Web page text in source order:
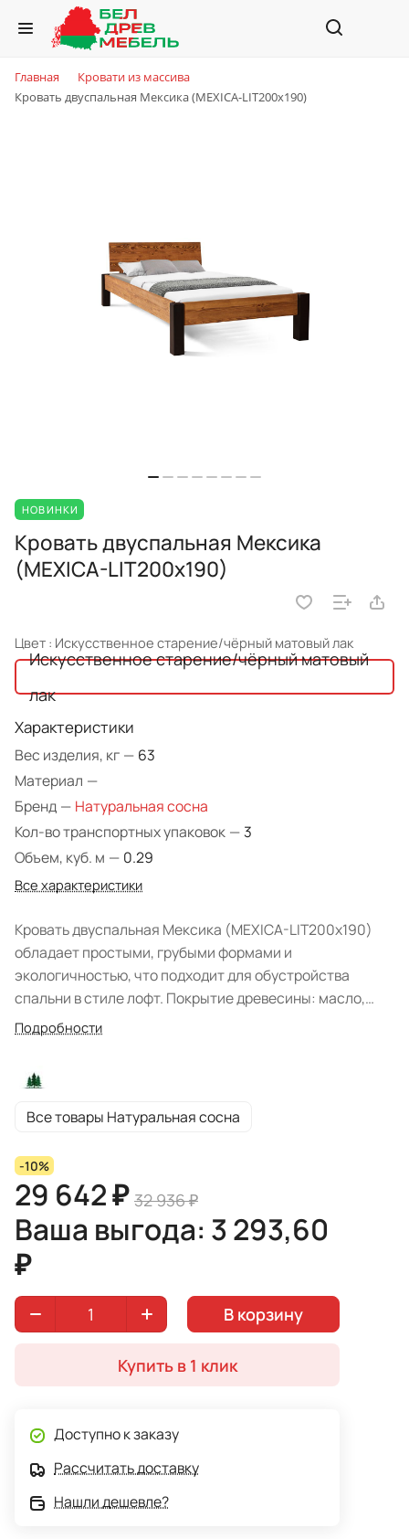
Главная
Кровати из массива
Кровать двуспальная Мексика (MEXICA-LIT200х190)
НОВИНКИ
Кровать двуспальная Мексика
(MEXICA-LIT200х190)
Цвет : Искусственное старение/чёрный матовый лак
Искусственное старение/чёрный матовый
лак
Характеристики
Вес изделия, кг — 63
Материал —
Бренд — Натуральная сосна
Кол-во транспортных упаковок — 3
Объем, куб. м — 0.29
Все характеристики
Кровать двуспальная Мексика (MEXICA-LIT200х190)
обладает простыми, грубыми формами и
экологичностью, что подходит для обустройства
спальни в стиле лофт. Покрытие древесины: масло,
черным цветом - дерево под чёрным матовым лаком.
выгодно обыгрывает пространство помещения. Цвет
коллекции: "Искусственное старение/чёрный матовый
лак". Кровать поставляется в разобранном виде.
позволит собрать гармоничный спальный
уголок. Подматрасный настил в комплекте. От пола до
царги 21 см, 18 см высота царги, высота изножья 40 см,
высота изголовья 77 см. Матрас не входит в комплект
поставки, а приобретается отдельно. Размер
спального места 200Х190 см.
Подробности
Все товары Натуральная сосна
-10%
29 642 ₽ 32 936 ₽
Ваша выгода: 3 293,60
₽
В корзину
Купить в 1 клик
Доступно к заказу
Рассчитать доставку
Нашли дешевле?